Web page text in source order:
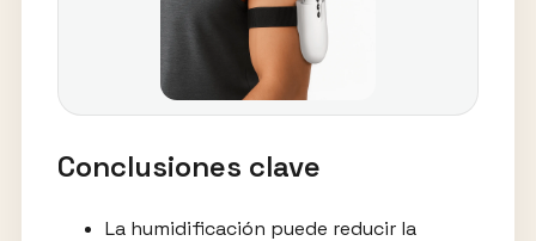
Conclusiones clave
La humidificación puede reducir la